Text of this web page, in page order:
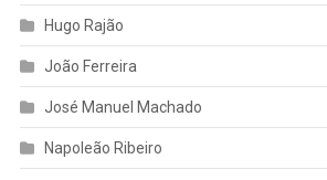
Hugo Rajão
João Ferreira
José Manuel Machado
Napoleão Ribeiro